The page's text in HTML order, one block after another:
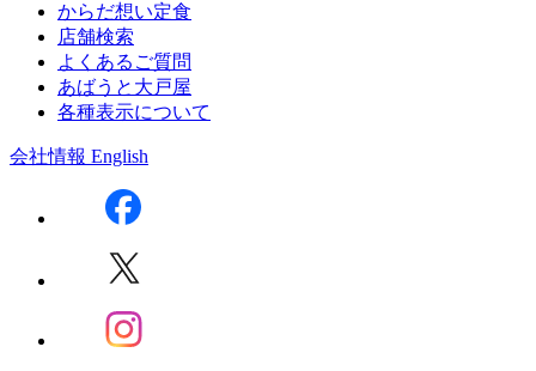
からだ想い定食
店舗検索
よくあるご質問
あばうと大戸屋
各種表示について
会社情報 English